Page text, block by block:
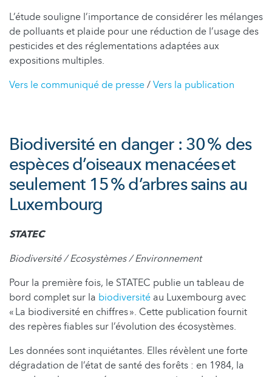
L’étude souligne l’importance de considérer les mélanges
de polluants et plaide pour une réduction de l’usage des
pesticides et des réglementations adaptées aux
expositions multiples.
Vers le communiqué de presse/Vers la publication
Biodiversité en danger : 30 % des
espèces d’oiseaux menacées et
seulement 15 % d’arbres sains au
Luxembourg
STATEC
Biodiversité / Ecosystèmes / Environnement
Pour la première fois, le STATEC publie un tableau de
bord complet sur la biodiversité au Luxembourg avec
« La biodiversité en chiffres ». Cette publication fournit
des repères fiables sur l’évolution des écosystèmes.
Les données sont inquiétantes. Elles révèlent une forte
dégradation de l’état de santé des forêts : en 1984, la